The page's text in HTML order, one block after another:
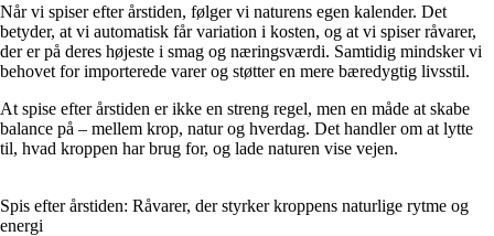
Når vi spiser efter årstiden, følger vi naturens egen kalender. Det
betyder, at vi automatisk får variation i kosten, og at vi spiser råvarer,
der er på deres højeste i smag og næringsværdi. Samtidig mindsker vi
behovet for importerede varer og støtter en mere bæredygtig livsstil.
At spise efter årstiden er ikke en streng regel, men en måde at skabe
balance på – mellem krop, natur og hverdag. Det handler om at lytte
til, hvad kroppen har brug for, og lade naturen vise vejen.
Spis efter årstiden: Råvarer, der styrker kroppens naturlige rytme og
energi